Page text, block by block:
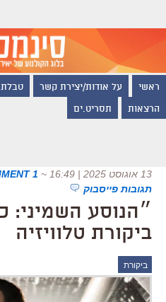
ראשי על אודות/יצירת קשר
הרצאות תסריט.ים
13 אוגוסט 2025 | 16:49 ~
1 COMMENT
תגובות פייסבוק
״הנוסע השמיני:
ביקורת טלוויזיה
ביקורת